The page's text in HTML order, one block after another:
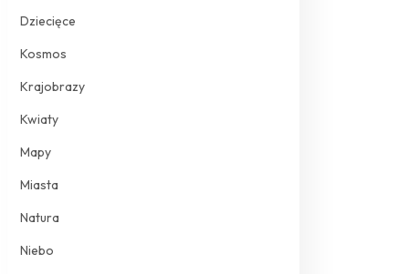
Dziecięce
Kosmos
Krajobrazy
Kwiaty
Mapy
Miasta
Natura
Niebo